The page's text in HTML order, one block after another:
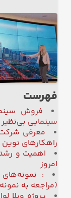
فهرست
فروش
سینمایی بی‌نظیر
معرفی
راهکارهای نوین
اهمیت و رشد
امروز
:
(مراجعه به